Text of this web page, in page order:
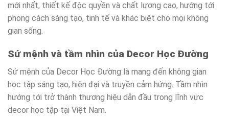
mới nhất, thiết kế độc quyền và chất lượng cao, hướng tới
phong cách sáng tạo, tinh tế và khác biệt cho mọi không
gian sống.
Sứ mệnh và tầm nhìn của Decor Học Đường
Sứ mệnh của Decor Học Đường là mang đến không gian
học tập sáng tạo, hiện đại và truyền cảm hứng. Tầm nhìn
hướng tới trở thành thương hiệu dẫn đầu trong lĩnh vực
decor học tập tại Việt Nam.